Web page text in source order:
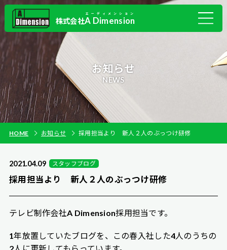
株式会社A Dimension
エーディメンション
お知らせ
NEWS
HOME お知らせ 採用担当より 新人２人のぶっつけ研修
2021.04.09 スタッフブログ
採用担当より 新人２人のぶっつけ研修
テレビ制作会社A Dimension採用担当です。
1年放置していたブログを、この春入社した4人のうちの